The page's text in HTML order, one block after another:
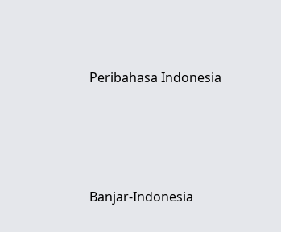
Peribahasa Indonesia
Banjar-Indonesia